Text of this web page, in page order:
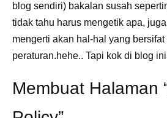
blog sendiri) bakalan susah
tidak tahu harus mengetik apa,
mengerti akan hal-hal yang
peraturan.hehe.. Tapi kok di blog
Membuat Halaman